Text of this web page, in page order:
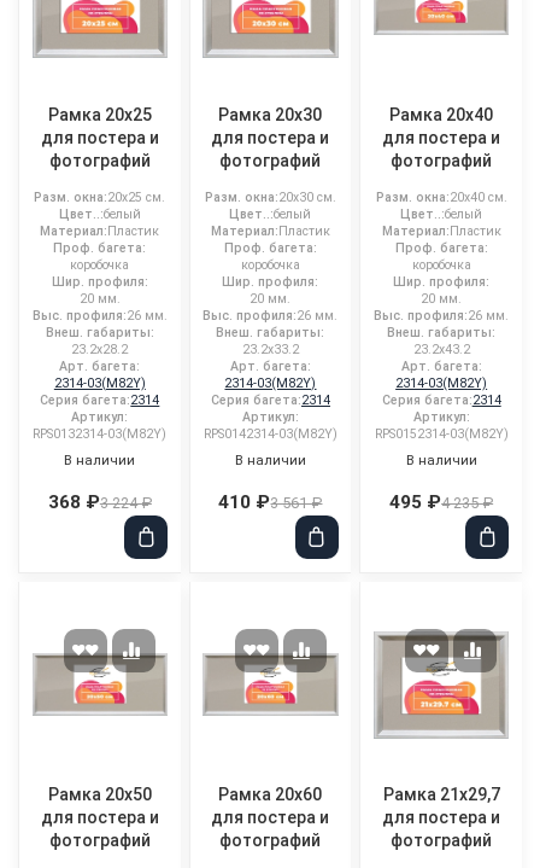
Рамка 20x25
для постера и
фотографий
Разм. окна:20x25 см.
Цвет..:белый
Материал:Пластик
Проф. багета:
коробочка
Шир. профиля:
20 мм.
Выс. профиля:26 мм.
Внеш. габариты:
23.2x28.2
Арт. багета:
2314-03(M82Y)
Серия багета:2314
Артикул:
RPS0132314-03(M82Y)
В наличии
368 ₽3 224 ₽
Рамка 20x30
для постера и
фотографий
Разм. окна:20x30 см.
Цвет..:белый
Материал:Пластик
Проф. багета:
коробочка
Шир. профиля:
20 мм.
Выс. профиля:26 мм.
Внеш. габариты:
23.2x33.2
Арт. багета:
2314-03(M82Y)
Серия багета:2314
Артикул:
RPS0142314-03(M82Y)
В наличии
410 ₽3 561 ₽
Рамка 20x40
для постера и
фотографий
Разм. окна:20x40 см.
Цвет..:белый
Материал:Пластик
Проф. багета:
коробочка
Шир. профиля:
20 мм.
Выс. профиля:26 мм.
Внеш. габариты:
23.2x43.2
Арт. багета:
2314-03(M82Y)
Серия багета:2314
Артикул:
RPS0152314-03(M82Y)
В наличии
495 ₽4 235 ₽
Рамка 20x50
для постера и
фотографий
Рамка 20x60
для постера и
фотографий
Рамка 21x29,7
для постера и
фотографий